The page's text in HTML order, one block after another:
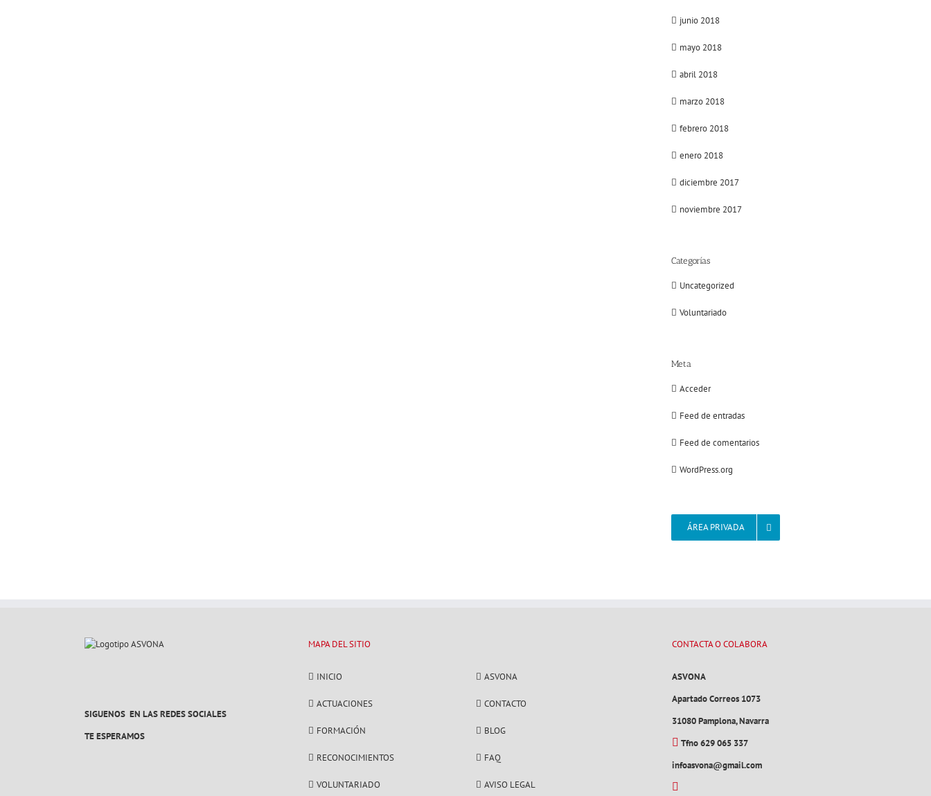
junio 2018
mayo 2018
abril 2018
marzo 2018
febrero 2018
enero 2018
diciembre 2017
noviembre 2017
Categorías
Uncategorized
Voluntariado
Meta
Acceder
Feed de entradas
Feed de comentarios
WordPress.org
ÁREA PRIVADA
SIGUENOS EN LAS REDES SOCIALES
TE ESPERAMOS
MAPA DEL SITIO
INICIO
ACTUACIONES
FORMACIÓN
RECONOCIMIENTOS
VOLUNTARIADO
ASVONA
CONTACTO
BLOG
FAQ
AVISO LEGAL
CONTACTA O COLABORA
ASVONA
Apartado Correos 1073
31080 Pamplona, Navarra
Tfno 629 065 337
infoasvona@gmail.com